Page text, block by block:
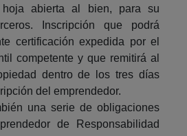
abierta al bien, para su
Inscripción que podrá
certificación expedida por el
competente y que remitirá al
dentro de los tres días
del emprendedor.
una serie de obligaciones
de Responsabilidad